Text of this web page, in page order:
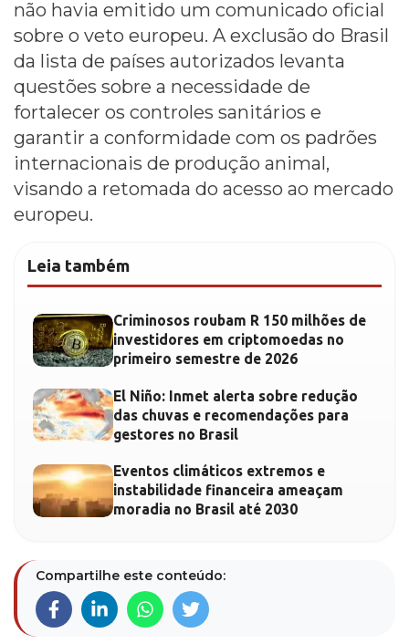
não havia emitido um comunicado oficial
sobre o veto europeu. A exclusão do Brasil
da lista de países autorizados levanta
questões sobre a necessidade de
fortalecer os controles sanitários e
garantir a conformidade com os padrões
internacionais de produção animal,
visando a retomada do acesso ao mercado
europeu.
Leia também
Criminosos roubam R 150 milhões de
investidores em criptomoedas no
primeiro semestre de 2026
El Niño: Inmet alerta sobre redução
das chuvas e recomendações para
gestores no Brasil
Eventos climáticos extremos e
instabilidade financeira ameaçam
moradia no Brasil até 2030
Compartilhe este conteúdo: